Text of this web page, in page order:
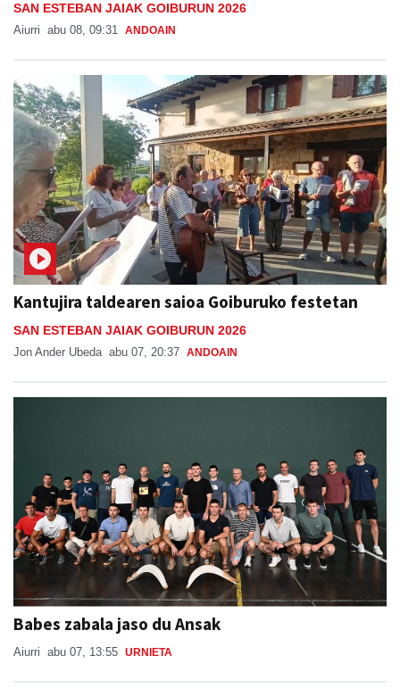
SAN ESTEBAN JAIAK GOIBURUN 2026
Aiurri abu 08, 09:31 ANDOAIN
Kantujira taldearen saioa Goiburuko festetan
SAN ESTEBAN JAIAK GOIBURUN 2026
Jon Ander Ubeda abu 07, 20:37 ANDOAIN
Babes zabala jaso du Ansak
Aiurri abu 07, 13:55 URNIETA